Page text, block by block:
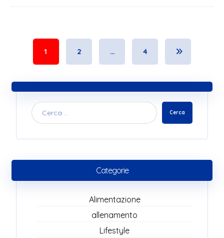
1 2 … 4
Cerca
Categorie
Alimentazione
allenamento
Lifestyle